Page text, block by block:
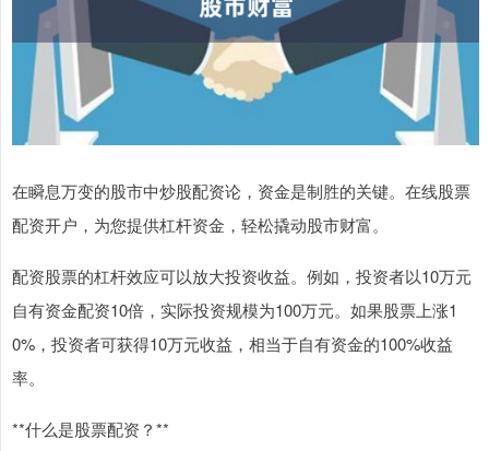
在瞬息万变的股市中炒股配资论，资金是制胜的关键。在线股票
配资开户，为您提供杠杆资金，轻松撬动股市财富。
配资股票的杠杆效应可以放大投资收益。例如，投资者以10万元
自有资金配资10倍，实际投资规模为100万元。如果股票上涨1
0%，投资者可获得10万元收益，相当于自有资金的100%收益
率。
**什么是股票配资？**